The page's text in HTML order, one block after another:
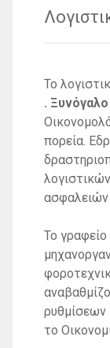
Το
.
πορεία.
Το
ρυθμίσεων
το